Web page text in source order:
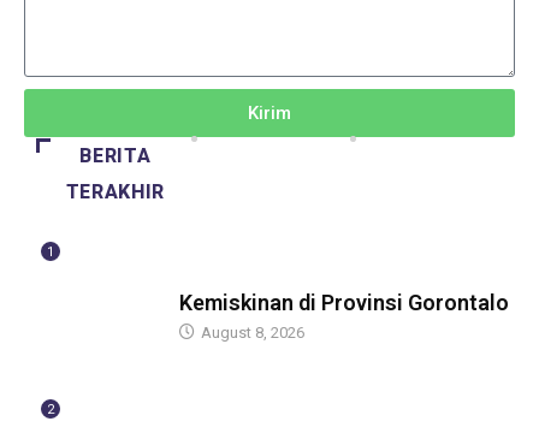
Kirim
BERITA
TERAKHIR
1
Kemiskinan di Provinsi Gorontalo
August 8, 2026
2